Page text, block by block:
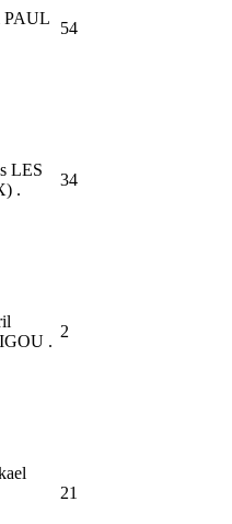
PAUL
54
LES
.
34
.
2
21